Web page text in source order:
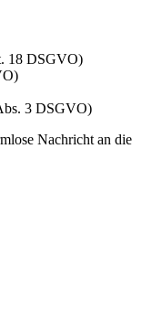
18 DSGVO)
3 DSGVO)
Nachricht an die